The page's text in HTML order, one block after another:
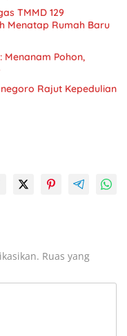
TMMD 129
Menatap Rumah Baru
Menanam Pohon,
Rajut Kepedulian
Ruas yang